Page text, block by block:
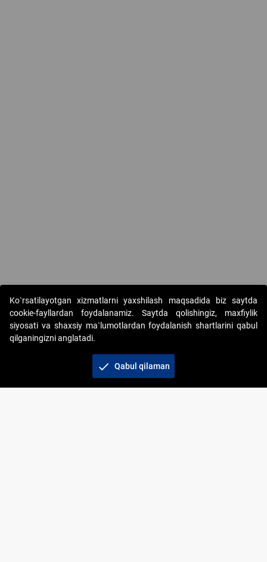
Copyright © 2017-2026. "Elektron onlayn-auksionlarni
tashkil etish" AJ. Barcha huquqlar himoyalangan
Ko`rsatilayotgan xizmatlarni yaxshilash maqsadida biz saytda
cookie-fayllardan foydalanamiz. Saytda qolishingiz, maxfiylik
siyosati va shaxsiy ma`lumotlardan foydalanish shartlarini qabul
qilganingizni anglatadi.
check Qabul qilaman